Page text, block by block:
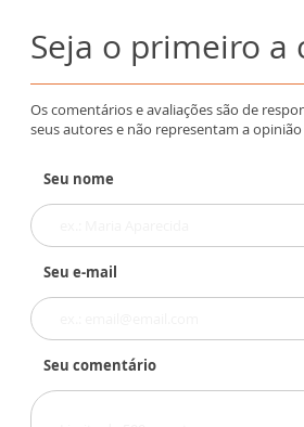
Seja o primeiro a
Os comentários e avaliações são de
seus autores e não representam a
Seu nome
Seu e-mail
Seu comentário